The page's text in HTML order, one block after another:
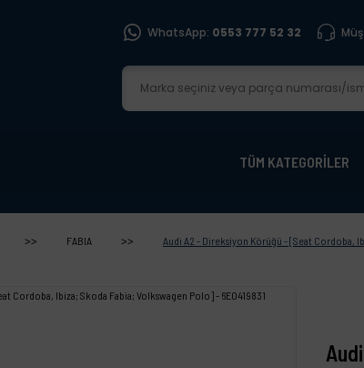
WhatsApp: 0553 777 52 32
TÜM KATEGORİLER
FABIA Audi A2 - Direksiyon Körüğü - [Seat Cordoba,